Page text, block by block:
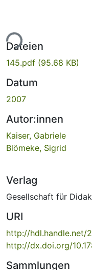
Dateien
145.pdf (95.68 KB)
Datum
2007
Autor:innen
Kaiser, Gabriele
Blömeke, Sigrid
Verlag
Gesellschaft für
URI
http://hdl.handle.net/
http://dx.doi.org/
Sammlungen